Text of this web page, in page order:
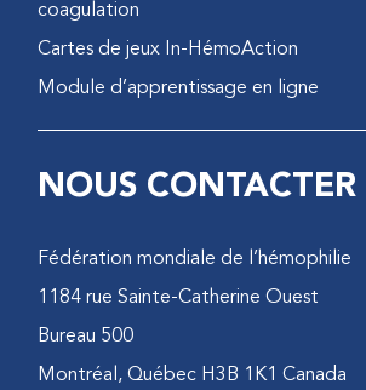
coagulation
Cartes de jeux In-HémoAction
Module d’apprentissage en ligne
NOUS CONTACTER
Fédération mondiale de l’hémophilie
1184 rue Sainte-Catherine Ouest
Bureau 500
Montréal, Québec H3B 1K1 Canada